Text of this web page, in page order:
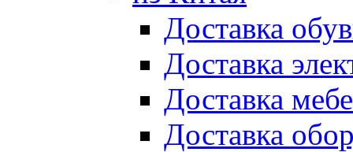
Доставка
Доставка
Доставка
Доставка